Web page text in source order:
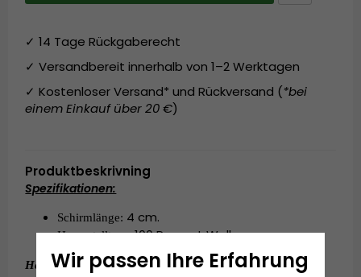
✓ 14 Tage Rückgaberecht
✓ Versandbereit innerhalb von 1–2 Werktagen
✓ Kostenloser Versand* und Rückversand (*bei
einem Einkauf über 20 €)
Produktbeskrivning
Spezifikationen:
Schirmlänge: 4 cm.
Hergestellt aus 100 Prozent Wolle.
Hergestellt aus:100 Prozent Wolle.
Wir passen Ihre Erfahrung